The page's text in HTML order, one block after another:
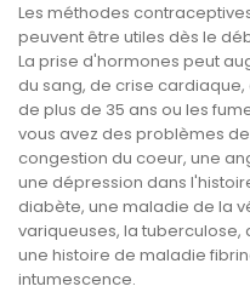
Les méthodes
peuvent être utiles dès le
La prise d'hormones peut
du sang, de crise cardiaque,
de plus de 35 ans ou les
vous avez des problèmes
congestion du coeur, une
une dépression dans
diabète, une maladie de la
variqueuses, la tuberculose,
une histoire de maladie
intumescence.